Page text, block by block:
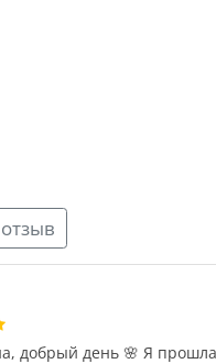
добрый день 🌸 Я прошла